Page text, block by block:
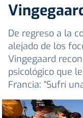
De regreso a la
alejado de los
Vingegaard
psicológico que
Francia: “Sufrí